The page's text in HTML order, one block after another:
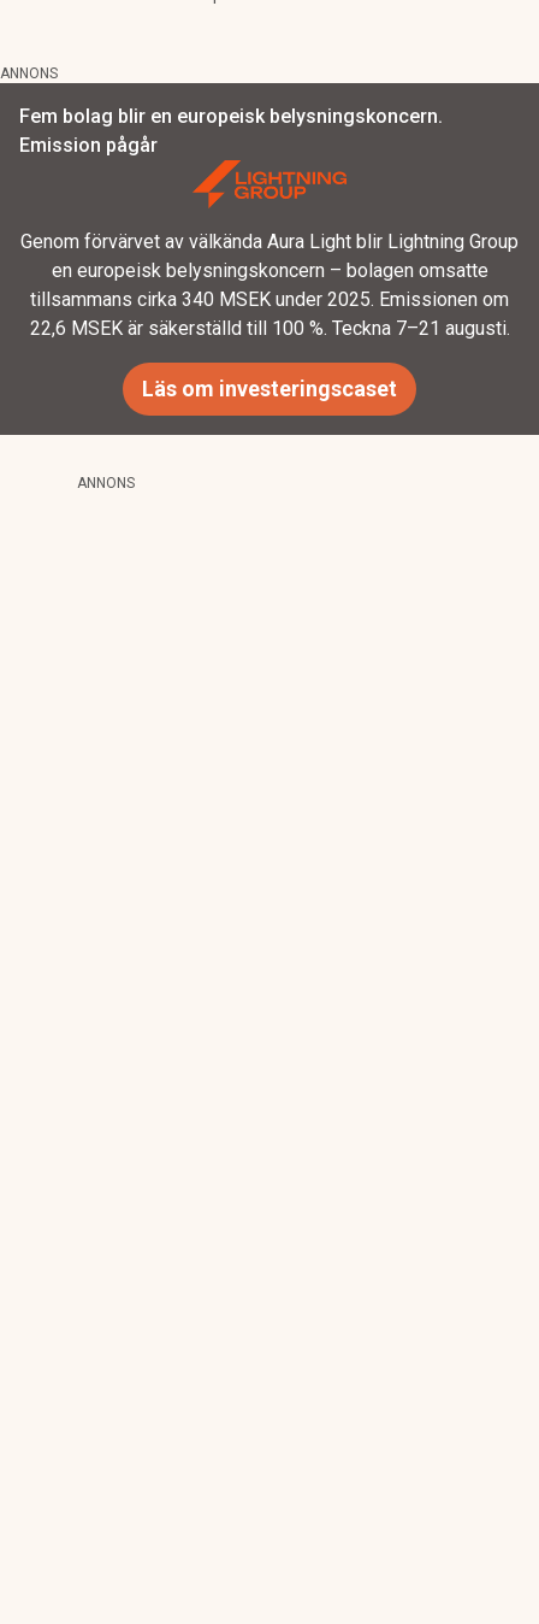
ANNONS
Fem bolag blir en europeisk belysningskoncern.
Emission pågår
Genom förvärvet av välkända Aura Light blir Lightning Group
en europeisk belysningskoncern – bolagen omsatte
tillsammans cirka 340 MSEK under 2025. Emissionen om
22,6 MSEK är säkerställd till 100 %. Teckna 7–21 augusti.
Läs om investeringscaset
ANNONS